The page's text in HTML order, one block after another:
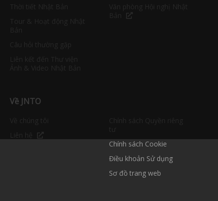
Về JNTO
Chính sách Cookie
Điều khoản Sử dụng
Sơ đồ trang web